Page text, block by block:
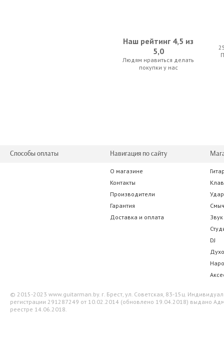
Musedo T-2 D'Addario
507.50 р.
Orange
1
Наш рейтинг 4,5 из
5,0
Людям нравиться делать
покупки у нас
Способы оплаты Навигация по сайту
О магазине
Контакты
Производители
Гарантия
Доставка и оплата
Звук
DJ
© 2015-2023 www.guitarman.by. г. Брест, ул. Советская, 83-15ц.
регистрации 291287249 от 10.02.2014 (обновлено 19.04.2018) выдано
реестре 14.06.2018.